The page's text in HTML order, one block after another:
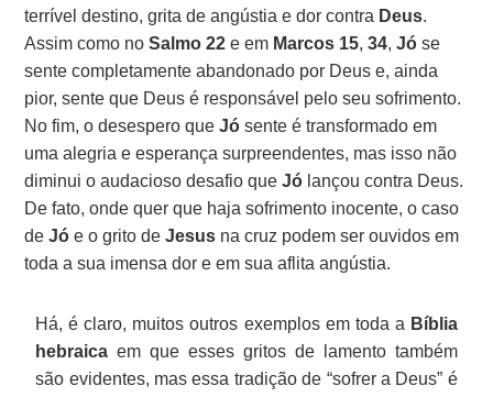
terrível destino, grita de angústia e dor contra Deus.
Assim como noSalmo 22 e em Marcos 15,34,Jó se
sente completamente abandonado por Deus e, ainda
pior, sente que Deus é responsável pelo seu sofrimento.
No fim, o desespero queJó sente é transformado em
uma alegria e esperança surpreendentes, mas isso não
diminui o audacioso desafio queJó lançou contra Deus.
De fato, onde quer que haja sofrimento inocente, o caso
deJó e o grito deJesus na cruz podem ser ouvidos em
toda a sua imensa dor e em sua aflita angústia.
Há, é claro, muitos outros exemplos em toda a Bíblia
hebraica em que esses gritos de lamento também
são evidentes, mas essa tradição de “sofrer a Deus” é